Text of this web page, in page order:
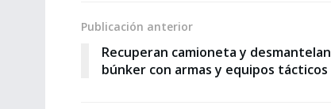
Publicación anterior
Recuperan camioneta y desmantelan
búnker con armas y equipos tácticos